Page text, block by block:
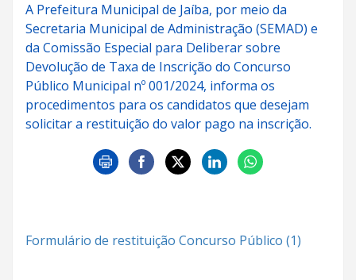
A Prefeitura Municipal de Jaíba, por meio da
Secretaria Municipal de Administração (SEMAD) e
da Comissão Especial para Deliberar sobre
Devolução de Taxa de Inscrição do Concurso
Público Municipal nº 001/2024, informa os
procedimentos para os candidatos que desejam
solicitar a restituição do valor pago na inscrição.
Formulário de restituição Concurso Público (1)